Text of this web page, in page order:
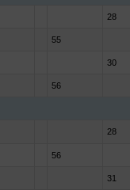
28
55
30
56
28
56
31